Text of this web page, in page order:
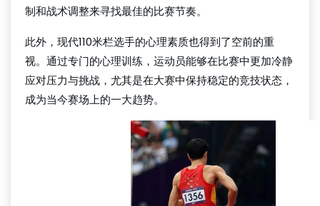
制和战术调整来寻找最佳的比赛节奏。
此外，现代110米栏选手的心理素质也得到了空前的重
视。通过专门的心理训练，运动员能够在比赛中更加冷静
应对压力与挑战，尤其是在大赛中保持稳定的竞技状态，
成为当今赛场上的一大趋势。